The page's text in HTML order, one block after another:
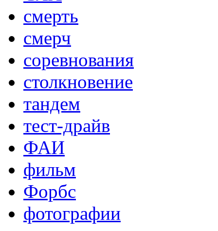
смерть
смерч
соревнования
столкновение
тандем
тест-драйв
ФАИ
фильм
Форбс
фотографии